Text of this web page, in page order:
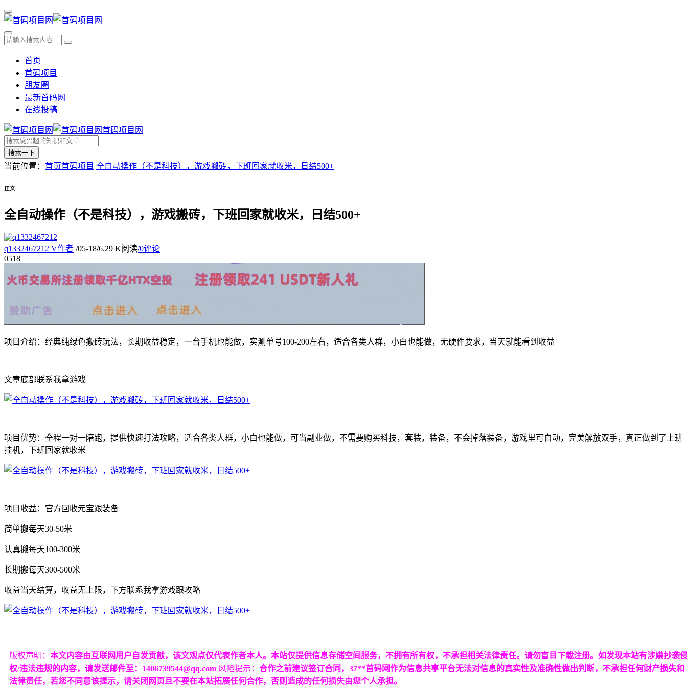
首页
首码项目
朋友圈
最新首码网
在线投稿
首码项目网
搜索一下
当前位置： 首页首码项目 全自动操作（不是科技），游戏搬砖，下班回家就收米，日结500+
正文
全自动操作（不是科技），游戏搬砖，下班回家就收米，日结500+
q1332467212 V作者 /05-18/6.29 K阅读/0评论
0518
项目介绍：经典纯绿色搬砖玩法，长期收益稳定，一台手机也能做，实测单号100-200左右，适合各类人群，小白也能做，无硬件要求，当天就能看到收益
文章底部联系我拿游戏
项目优势：全程一对一陪跑，提供快速打法攻略，适合各类人群，小白也能做，可当副业做，不需要购买科技，套装，装备，不会掉落装备，游戏里可自动，完美解放双手，真正做到了上班
挂机，下班回家就收米
项目收益：官方回收元宝跟装备
简单搬每天30-50米
认真搬每天100-300米
长期搬每天300-500米
收益当天结算，收益无上限，下方联系我拿游戏跟攻略
版权声明： 本文内容由互联网用户自发贡献，该文观点仅代表作者本人。本站仅提供信息存储空间服务，不拥有所有权，不承担相关法律责任。请勿盲目下载注册。如发现本站有涉嫌抄袭
权/违法违规的内容，请发送邮件至：1406739544@qq.com 风险提示： 合作之前建议签订合同，37**首码网作为信息共享平台无法对信息的真实性及准确性做出判断，不承担任何财产损失和
法律责任，若您不同意该提示，请关闭网页且不要在本站拓展任何合作，否则造成的任何损失由您个人承担。